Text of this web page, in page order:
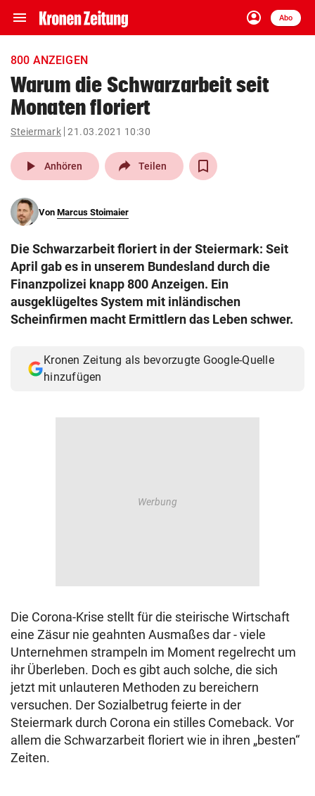
menu Navigation
ein-/ausklappen
account_circle
Anmelden
Abo
close Schließen
account_circle Anmelden
pin_drop
Wien arrow_right
search
eingeben
800 ANZEIGEN
Warum die Schwarzarbeit seit
Monaten floriert
Steiermark 21.03.2021 10:30
play_arrow Anhören Teilen
Von Marcus Stoimaier
Die Schwarzarbeit floriert in der Steiermark: Seit
April gab es in unserem Bundesland durch die
Finanzpolizei knapp 800 Anzeigen. Ein
ausgeklügeltes System mit inländischen
Scheinfirmen macht Ermittlern das Leben schwer.
Kronen Zeitung als bevorzugte Google-Quelle
hinzufügen
Die Corona-Krise stellt für die steirische Wirtschaft
eine Zäsur nie geahnten Ausmaßes dar - viele
Unternehmen strampeln im Moment regelrecht um
ihr Überleben. Doch es gibt auch solche, die sich
jetzt mit unlauteren Methoden zu bereichern
versuchen. Der Sozialbetrug feierte in der
Steiermark durch Corona ein stilles Comeback. Vor
allem die Schwarzarbeit floriert wie in ihren „besten“
Zeiten.